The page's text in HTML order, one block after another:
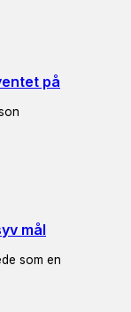
på
mål
som en